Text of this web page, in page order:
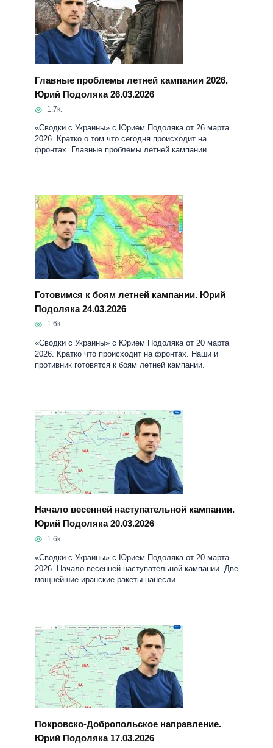
Главные проблемы летней кампании 2026.
Юрий Подоляка 26.03.2026
1.7к.
«Сводки с Украины» с Юрием Подоляка от 26 марта
2026. Кратко о том что сегодня происходит на
фронтах. Главные проблемы летней кампании
Готовимся к боям летней кампании. Юрий
Подоляка 24.03.2026
1.6к.
«Сводки с Украины» с Юрием Подоляка от 20 марта
2026. Кратко что происходит на фронтах. Наши и
противник готовятся к боям летней кампании.
Начало весенней наступательной кампании.
Юрий Подоляка 20.03.2026
1.6к.
«Сводки с Украины» с Юрием Подоляка от 20 марта
2026. Начало весенней наступательной кампании. Две
мощнейшие иранские ракеты нанесли
Покровско-Добропольское направление.
Юрий Подоляка 17.03.2026